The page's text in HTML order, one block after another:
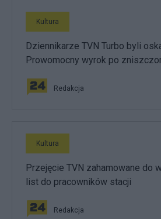
Kultura
Dziennikarze TVN Turbo byli
Prowomocny wyrok po
Redakcja
Kultura
Przejęcie TVN zahamowane do
list do pracowników stacji
Redakcja